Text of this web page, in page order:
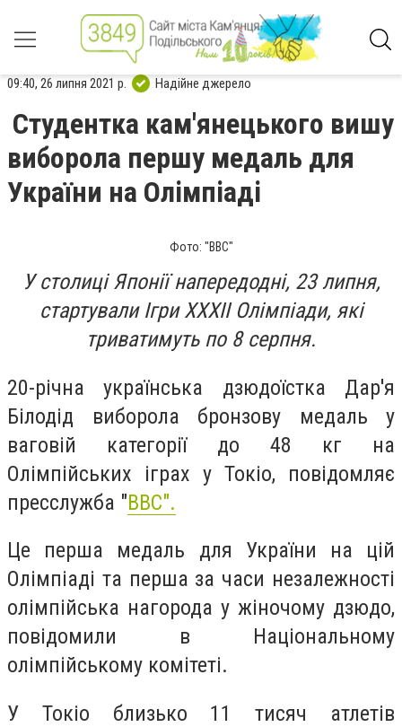
09:40, 26 липня 2021 р. Надійне джерело
Студентка кам'янецького вишу
виборола першу медаль для
України на Олімпіаді
Фото: "BBC"
У столиці Японії напередодні, 23 липня,
стартували Ігри ХХХІІ Олімпіади, які
триватимуть по 8 серпня.
20-річна українська дзюдоїстка Дар'я
Білодід виборола бронзову медаль у
ваговій категорії до 48 кг на
Олімпійських іграх у Токіо, повідомляє
пресслужба "BBC".
Це перша медаль для України на цій
Олімпіаді та перша за часи незалежності
олімпійська нагорода у жіночому дзюдо,
повідомили в Національному
олімпійському комітеті.
У Токіо близько 11 тисяч атлетів